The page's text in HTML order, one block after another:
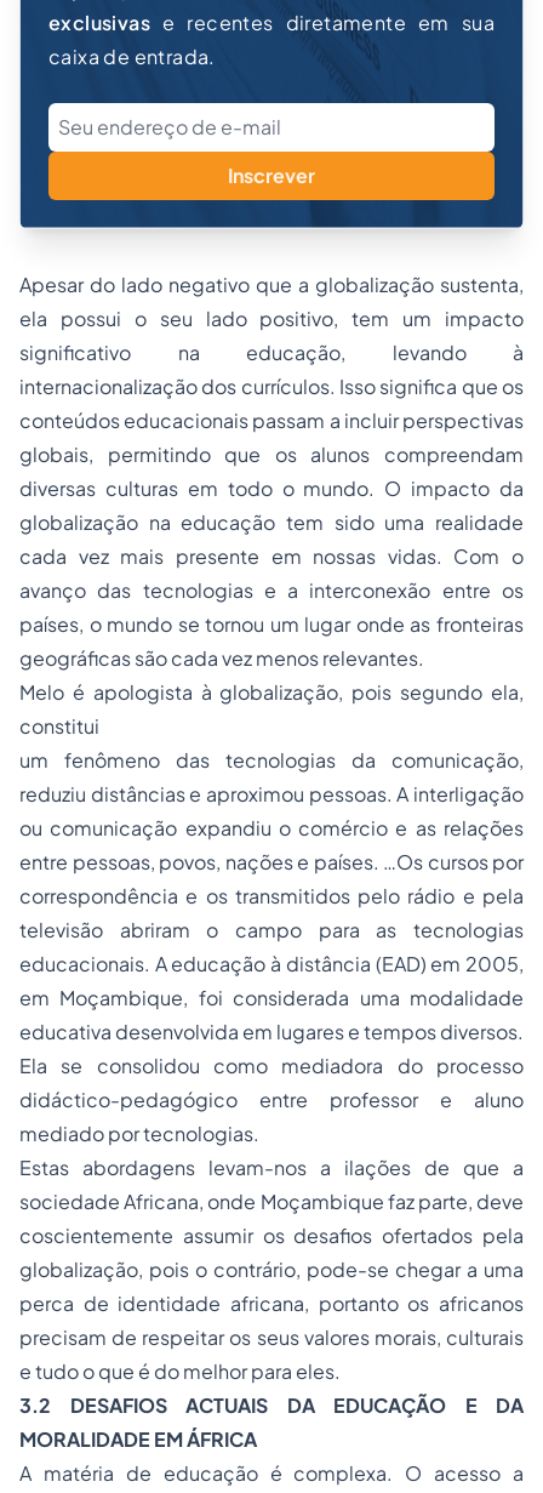
exclusivas e recentes diretamente em sua
caixa de entrada.
Inscrever
Apesar do lado negativo que a globalização sustenta,
ela possui o seu lado positivo, tem um impacto
significativo na educação, levando à
internacionalização dos currículos. Isso significa que os
conteúdos educacionais passam a incluir perspectivas
globais, permitindo que os alunos compreendam
diversas culturas em todo o mundo. O impacto da
globalização na educação tem sido uma realidade
cada vez mais presente em nossas vidas. Com o
avanço das tecnologias e a interconexão entre os
países, o mundo se tornou um lugar onde as fronteiras
geográficas são cada vez menos relevantes.
Melo é apologista à globalização, pois segundo ela,
constitui
um fenômeno das tecnologias da comunicação,
reduziu distâncias e aproximou pessoas. A interligação
ou comunicação expandiu o comércio e as relações
entre pessoas, povos, nações e países. …Os cursos por
correspondência e os transmitidos pelo rádio e pela
televisão abriram o campo para as tecnologias
educacionais. A educação à distância (EAD) em 2005,
em Moçambique, foi considerada uma modalidade
educativa desenvolvida em lugares e tempos diversos.
Ela se consolidou como mediadora do processo
didáctico-pedagógico entre professor e aluno
mediado por tecnologias.
Estas abordagens levam-nos a ilações de que a
sociedade Africana, onde Moçambique faz parte, deve
coscientemente assumir os desafios ofertados pela
globalização, pois o contrário, pode-se chegar a uma
perca de identidade africana, portanto os africanos
precisam de respeitar os seus valores morais, culturais
e tudo o que é do melhor para eles.
3.2 DESAFIOS ACTUAIS DA EDUCAÇÃO E DA
MORALIDADE EM ÁFRICA
A matéria de educação é complexa. O acesso a